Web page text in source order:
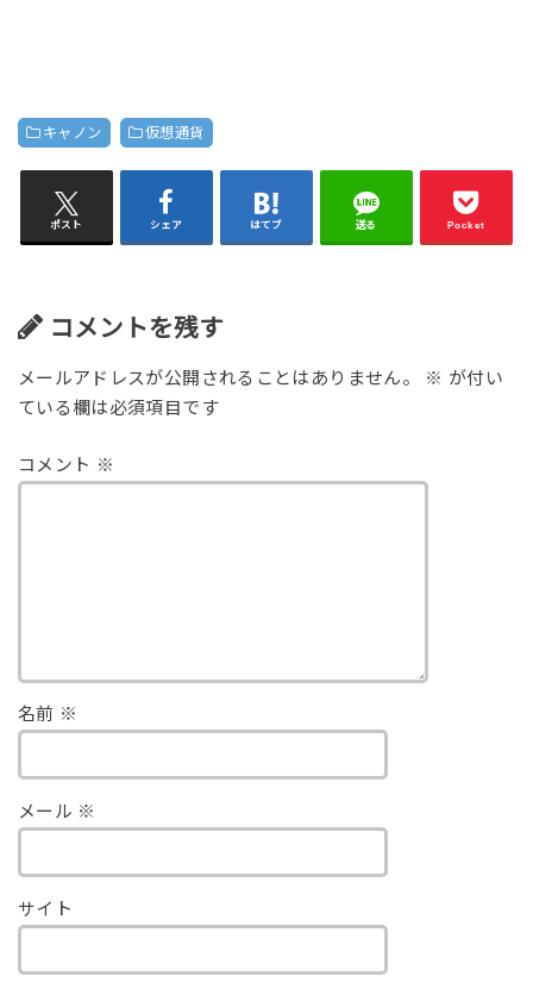
キャノン 仮想通貨
ポスト シェア はてブ 送る Pocket
コメントを残す
メールアドレスが公開されることはありません。 ※ が付い
ている欄は必須項目です
コメント ※
名前 ※
メール ※
サイト